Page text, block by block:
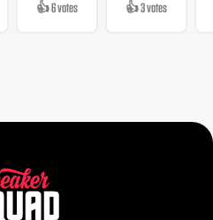
👍 6 votes 👍 3 votes